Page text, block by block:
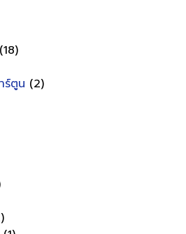
(18)
ร์ตูน (2)